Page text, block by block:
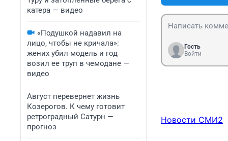
катера — видео
«Подушкой надавил на
лицо, чтобы не кричала»:
жених убил модель и год
возил ее труп в чемодане —
видео
Август перевернет жизнь
Козерогов. К чему готовит
ретроградный Сатурн —
прогноз
Гость
Войти
Новости СМИ2